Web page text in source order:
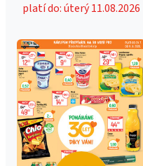
platí do: úterý 11.08.2026